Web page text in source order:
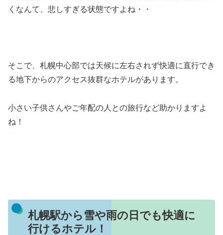
くなんて、悲しすぎる状態ですよね・・
そこで、札幌中心部では天候に左右されず快適に直行でき
る地下からのアクセス抜群なホテルがあります。
小さい子供さんやご年配の人との旅行など助かりますよ
ね！
札幌駅から雪や雨の日でも快適に
行けるホテル！